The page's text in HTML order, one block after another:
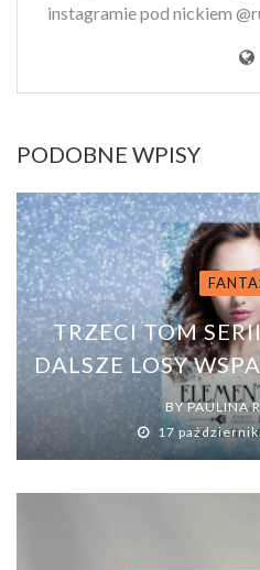
instagramie pod nickiem
PODOBNE WPISY
TRZECI TOM
DALSZE LOSY
BYPAULINA
17